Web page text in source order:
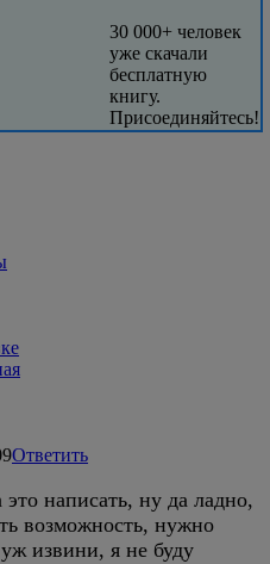
30 000+ человек
уже скачали
бесплатную
книгу.
Присоединяйтесь!
Ответить
написать, ну да ладно,
возможность, нужно
извини, я не буду